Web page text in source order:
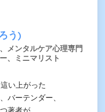
う)
メンタルケア心理専門
、ミニマリスト
い上がった
バーテンダー、